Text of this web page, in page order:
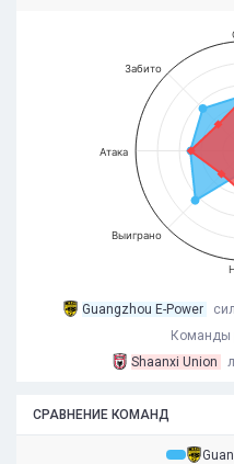
Выиграно
Атака
Забито
Guangzhou E-Power
Команды
Shaanxi Union
СРАВНЕНИЕ КОМАНД